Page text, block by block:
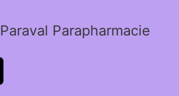
Paraval Parapharmacie